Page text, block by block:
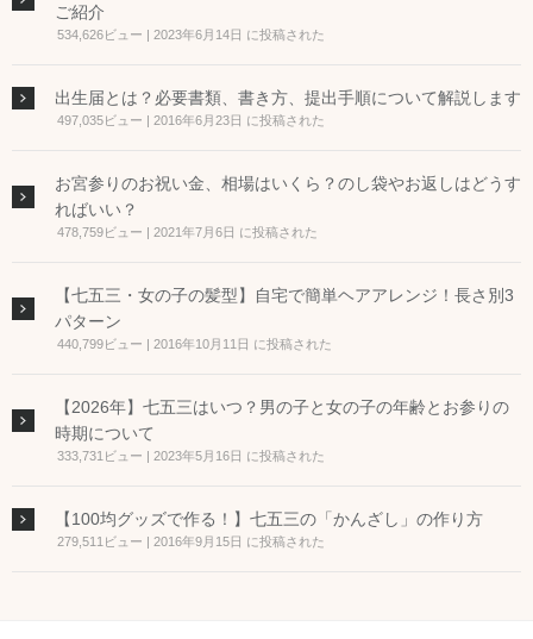
ご紹介
534,626ビュー | 2023年6月14日 に投稿された
出生届とは？必要書類、書き方、提出手順について解説します
497,035ビュー | 2016年6月23日 に投稿された
お宮参りのお祝い金、相場はいくら？のし袋やお返しはどうす
ればいい？
478,759ビュー | 2021年7月6日 に投稿された
【七五三・女の子の髪型】自宅で簡単ヘアアレンジ！長さ別3
パターン
440,799ビュー | 2016年10月11日 に投稿された
【2026年】七五三はいつ？男の子と女の子の年齢とお参りの
時期について
333,731ビュー | 2023年5月16日 に投稿された
【100均グッズで作る！】七五三の「かんざし」の作り方
279,511ビュー | 2016年9月15日 に投稿された